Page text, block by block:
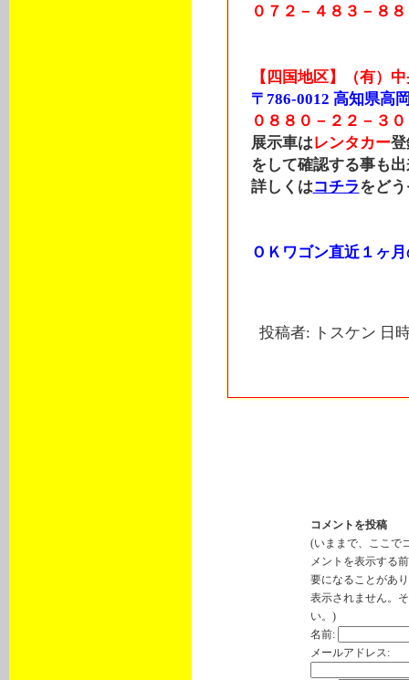
０７２－４８３－８
【四国地区】（有）
〒786-0012 高知県高
０８８０－２２－３
展示車はレンタカー登
をして確認する事も
詳しくはコチラをど
ＯＫワゴン直近１ヶ
投稿者: トスケン 日
コメントを投稿
(いままで、ここで
メントを表示する
要になることがあ
表示されません。
い。)
名前:
メールアドレス: